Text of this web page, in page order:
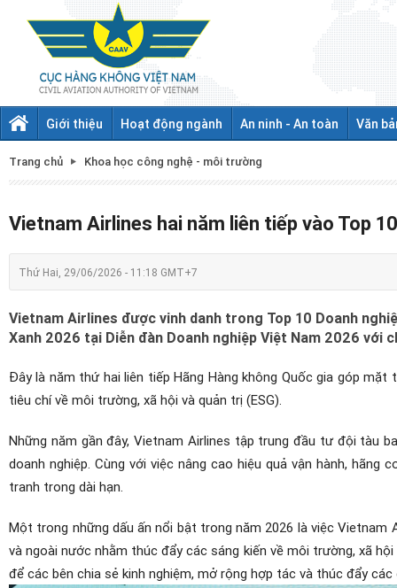
Giới thiệu Hoạt động ngành An ninh - An toàn Văn
Trang chủ Khoa học công nghệ - môi trường
Vietnam Airlines hai năm liên tiếp vào Top
Thứ Hai, 29/06/2026 - 11:18 GMT+7
Vietnam Airlines được vinh danh trong Top 10 Doanh
Xanh 2026 tại Diễn đàn Doanh nghiệp Việt Nam 2026 với
Đây là năm thứ hai liên tiếp Hãng Hàng không Quốc gia góp
tiêu chí về môi trường, xã hội và quản trị (ESG).
Những năm gần đây, Vietnam Airlines tập trung đầu tư đội tàu
doanh nghiệp. Cùng với việc nâng cao hiệu quả vận hành,
tranh trong dài hạn.
Một trong những dấu ấn nổi bật trong năm 2026 là việc
và ngoài nước nhằm thúc đẩy các sáng kiến về môi trường, xã
để các bên chia sẻ kinh nghiệm, mở rộng hợp tác và thúc đẩy